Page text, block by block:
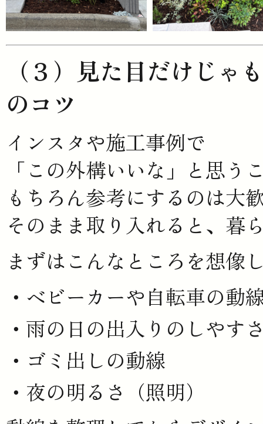
（３）見た目だけじゃ
のコツ
インスタや施工事例で
「この外構いいな」と思う
もちろん参考にするのは大
そのまま取り入れると、暮
まずはこんなところを想像
ベビーカーや自転車の動
雨の日の出入りのしやす
ゴミ出しの動線
夜の明るさ（照明）